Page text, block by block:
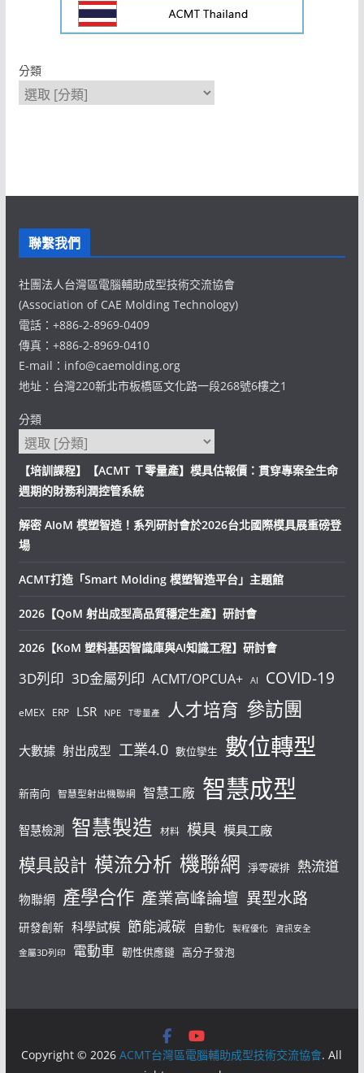
分類
聯繫我們
社團法人台灣區電腦輔助成型技術交流協會
(Association of CAE Molding Technology)
電話：+886-2-8969-0409
傳真：+886-2-8969-0410
E-mail：info@caemolding.org
地址：台灣220新北市板橋區文化路一段268號6樓之1
分類
【培訓課程】【ACMT Ｔ零量產】模具估報價：貫穿專案全生命
週期的財務利潤控管系統
解密 AIoM 模塑智造！系列研討會於2026台北國際模具展重磅登
場
ACMT打造「Smart Molding 模塑智造平台」主題館
2026【QoM 射出成型高品質穩定生產】研討會
2026【KoM 塑料基因智識庫與AI知識工程】研討會
3D列印 3D金屬列印 ACMT/OPCUA+ AI COVID-19
eMEX ERP LSR NPE T零量產 人才培育 參訪團
大數據 射出成型 工業4.0 數位孿生 數位轉型
新南向 智慧型射出機聯網 智慧工廠 智慧成型
智慧檢測 智慧製造 材料 模具 模具工廠
模具設計 模流分析 機聯網 淨零碳排 熱流道
物聯網 產學合作 產業高峰論壇 異型水路
研發創新 科學試模 節能減碳 自動化 製程優化 資訊安全
金屬3D列印 電動車 韌性供應鏈 高分子發泡
Copyright © 2026ACMT台灣區電腦輔助成型技術交流協會. All